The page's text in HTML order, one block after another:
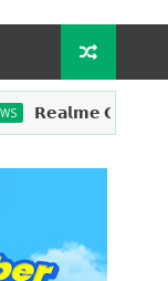
𝗖𝟭𝟬𝟬𝘅: